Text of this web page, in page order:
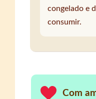
congelado e
consumir.
Com